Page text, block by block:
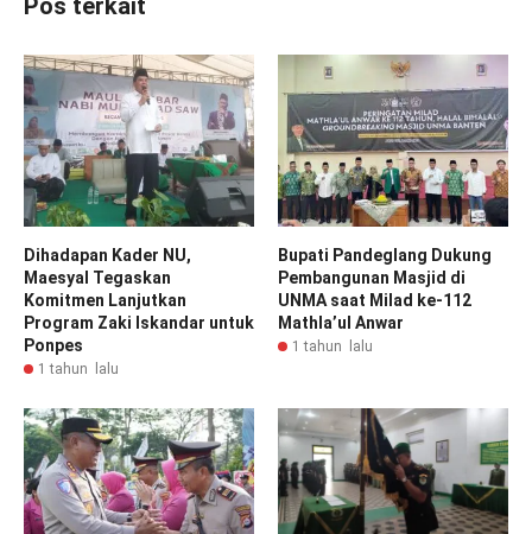
Dihadapan Kader NU,
Maesyal Tegaskan
Komitmen Lanjutkan
Program Zaki Iskandar untuk
Ponpes
1 tahun lalu
Bupati Pandeglang Dukung
Pembangunan Masjid di
UNMA saat Milad ke-112
Mathla’ul Anwar
1 tahun lalu